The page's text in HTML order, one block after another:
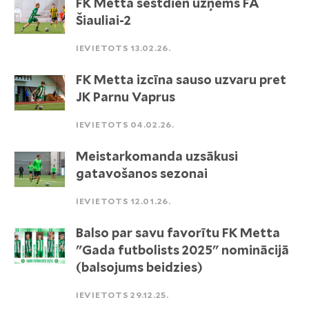
FK Metta sestdien uzņems FA
Šiauliai-2
IEVIETOTS 13.02.26.
FK Metta izcīna sauso uzvaru pret
JK Parnu Vaprus
IEVIETOTS 04.02.26.
Meistarkomanda uzsākusi
gatavošanos sezonai
IEVIETOTS 12.01.26.
Balso par savu favorītu FK Metta
"Gada futbolists 2025" nominācijā
(balsojums beidzies)
IEVIETOTS 29.12.25.